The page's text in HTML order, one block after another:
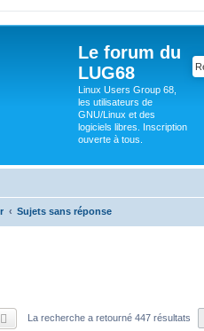
Le forum du
LUG68
Linux Users Group 68,
les utilisateurs de
GNU/Linux et des
logiciels libres. Inscription
ouverte à tous.
Sujets sans réponse
Recherche avancée
La recherche a retourné 447 résultats